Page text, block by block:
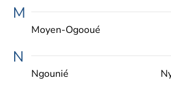
M
Moyen-Ogooué
N
Ngounié